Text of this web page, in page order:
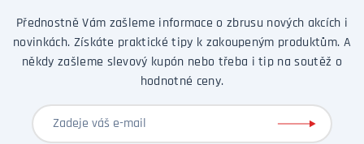
Přednostně Vám zašleme informace o zbrusu nových akcích i
novinkách. Získáte praktické tipy k zakoupeným produktům. A
někdy zašleme slevový kupón nebo třeba i tip na soutěž o
hodnotné ceny.